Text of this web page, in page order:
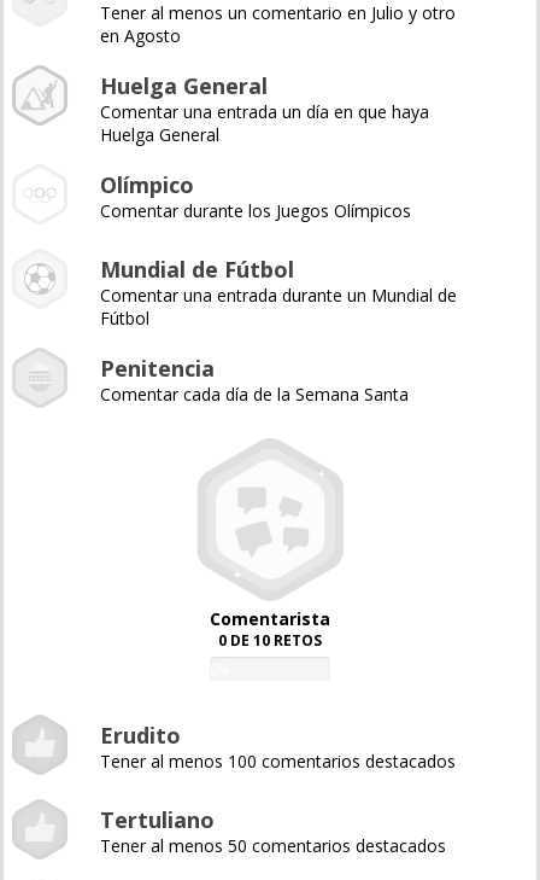
Tener al menos un comentario en Julio y otro
en Agosto
Huelga General
Comentar una entrada un día en que haya
Huelga General
Olímpico
Comentar durante los Juegos Olímpicos
Mundial de Fútbol
Comentar una entrada durante un Mundial de
Fútbol
Penitencia
Comentar cada día de la Semana Santa
Comentarista
0 DE 10 RETOS
Erudito
Tener al menos 100 comentarios destacados
Tertuliano
Tener al menos 50 comentarios destacados